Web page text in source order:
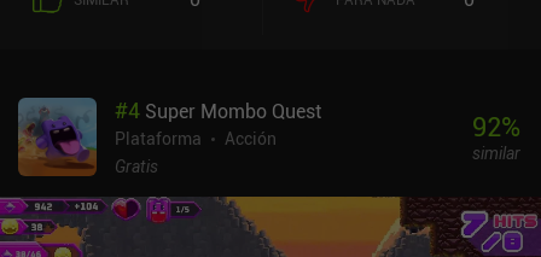
nuestras habilidades y añaden nuevos movimientos a nuestro
desafiante que en el primer juego. Ninja Arashi 2 se puede jugar
gratis, con anuncios forzados entre niveles e iAPs para comprar
una moneda premium que se usa para cosméticos y vidas
experiencia más ágil, pero para jugar cómodamente, es muy
recomendable comprar el iAP de 1,99 $ que elimina los anuncios.
#4 Super Mombo Quest
Plataforma
Acción
Gratis
92%
similar